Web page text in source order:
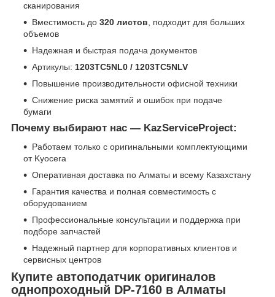
сканирования
Вместимость до 320 листов, подходит для больших
объемов
Надежная и быстрая подача документов
Артикулы: 1203TC5NL0 / 1203TC5NLV
Повышение производительности офисной техники
Снижение риска замятий и ошибок при подаче
бумаги
Почему выбирают нас — KazServiceProject:
Работаем только с оригинальными комплектующими
от Kyocera
Оперативная доставка по Алматы и всему Казахстану
Гарантия качества и полная совместимость с
оборудованием
Профессиональные консультации и поддержка при
подборе запчастей
Надежный партнер для корпоративных клиентов и
сервисных центров
Купите автоподатчик оригиналов
однопроходный DP-7160 в Алматы